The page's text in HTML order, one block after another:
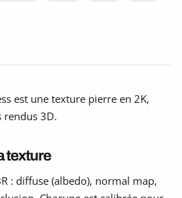
est une texture pierre en 2K,
rendus 3D.
texture
: diffuse (albedo), normal map,